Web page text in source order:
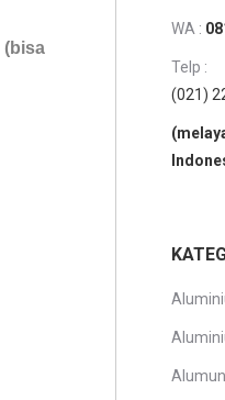
(bisa
WA :
Telp :
(021)